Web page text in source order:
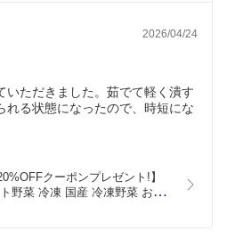
2026/04/24
いただきました。茹でて軽く潰す
れる状態になったので、時短にな
クーポンプレゼント!】
野菜 冷凍 国産 冷凍野菜 お手